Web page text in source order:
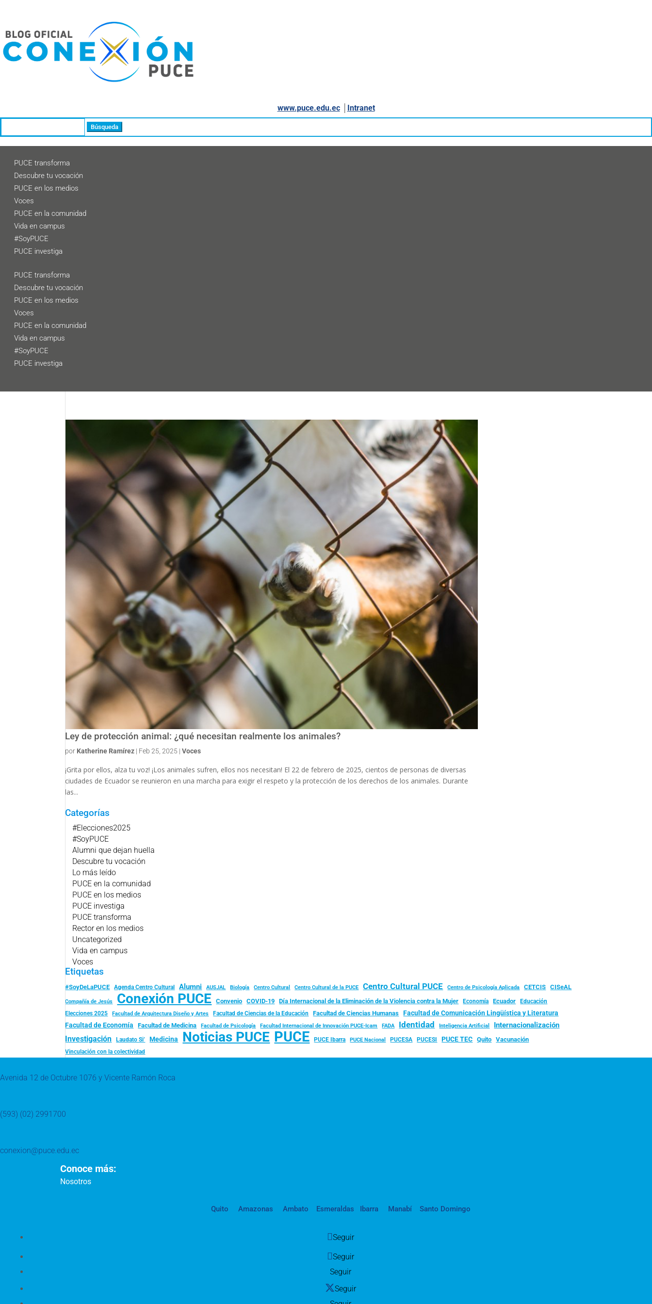
www.puce.edu.ec│ Intranet
PUCE transforma
Descubre tu vocación
PUCE en los medios
Voces
PUCE en la comunidad
Vida en campus
#SoyPUCE
PUCE investiga
PUCE transforma
Descubre tu vocación
PUCE en los medios
Voces
PUCE en la comunidad
Vida en campus
#SoyPUCE
PUCE investiga
Ley de protección animal: ¿qué necesitan realmente los animales?
por Katherine Ramírez | Feb 25, 2025 |Voces
¡Grita por ellos, alza tu voz! ¡Los animales sufren, ellos nos necesitan! El 22 de febrero de 2025, cientos de personas de diversas
ciudades de Ecuador se reunieron en una marcha para exigir el respeto y la protección de los derechos de los animales. Durante
las...
Categorías
#Elecciones2025
#SoyPUCE
Alumni que dejan huella
Descubre tu vocación
Lo más leído
PUCE en la comunidad
PUCE en los medios
PUCE investiga
PUCE transforma
Rector en los medios
Uncategorized
Vida en campus
Voces
Etiquetas
#SoyDeLaPUCE Agenda Centro Cultural Alumni AUSJAL Biología Centro Cultural Centro Cultural de la PUCE Centro Cultural PUCE Centro de Psicología Aplicada CETCIS CISeAL
Compañía de Jesús Conexión PUCE Convenio COVID-19 Día Internacional de la Eliminación de la Violencia contra la Mujer Economía Ecuador
Educación
Elecciones 2025
Facultad de Arquitectura Diseño y Artes Facultad de Ciencias de la Educación Facultad de Ciencias Humanas Facultad de Comunicación Lingüística y Literatura
Facultad de Economía Facultad de Medicina Facultad de Psicología Facultad Internacional de Innovación PUCE-Icam FADA Identidad Inteligencia Artificial Internacionalización
Investigación Laudato Si’ Medicina Noticias PUCE PUCE PUCE Ibarra PUCE Nacional PUCESA PUCESI PUCE TEC Quito Vacunación
Vinculación con la colectividad
Avenida 12 de Octubre 1076 y Vicente Ramón Roca
(593) (02) 2991700
conexion@puce.edu.ec
Conoce más:
Nosotros
Quito Amazonas Ambato Esmeraldas Ibarra Manabí Santo Domingo
Seguir
Seguir
Seguir
Seguir